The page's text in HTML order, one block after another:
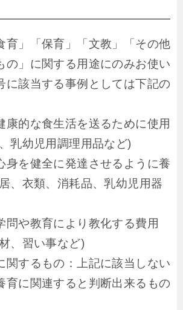
育」「保育」「文教」「その他
の」に関する用途にのみお使い
に該当する事例としては下記の
康的な食生活を送るために使用
乳幼児用調理用品など)
身を健全に発達させるように養
、衣類、消耗品、乳幼児用器
問や教育により教化する費用
、 習い事など)
関するもの：上記に該当しない
育に関連すると判断出来るもの